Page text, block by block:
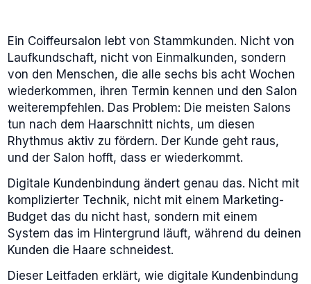
Ein Coiffeursalon lebt von Stammkunden. Nicht von
Laufkundschaft, nicht von Einmalkunden, sondern
von den Menschen, die alle sechs bis acht Wochen
wiederkommen, ihren Termin kennen und den Salon
weiterempfehlen. Das Problem: Die meisten Salons
tun nach dem Haarschnitt nichts, um diesen
Rhythmus aktiv zu fördern. Der Kunde geht raus,
und der Salon hofft, dass er wiederkommt.
Digitale Kundenbindung ändert genau das. Nicht mit
komplizierter Technik, nicht mit einem Marketing-
Budget das du nicht hast, sondern mit einem
System das im Hintergrund läuft, während du deinen
Kunden die Haare schneidest.
Dieser Leitfaden erklärt, wie digitale Kundenbindung